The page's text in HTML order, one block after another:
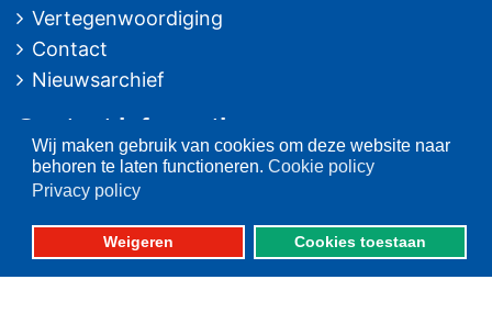
Wij maken gebruik van cookies om deze website naar
behoren te laten functioneren. Cookie policy
Privacy policy
Weigeren Cookies toestaan
Vertegenwoordiging
Contact
Nieuwsarchief
Contact informatie
Postbus 59
8320 AB URK
Bezoekadres:
Vlaak 12 URK